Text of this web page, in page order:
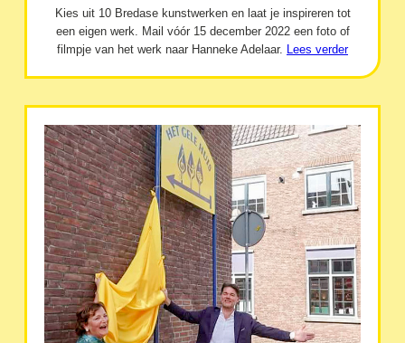
Kies uit 10 Bredase kunstwerken en laat je inspireren tot
een eigen werk. Mail vóór 15 december 2022 een foto of
filmpje van het werk naar Hanneke Adelaar.
Lees verder